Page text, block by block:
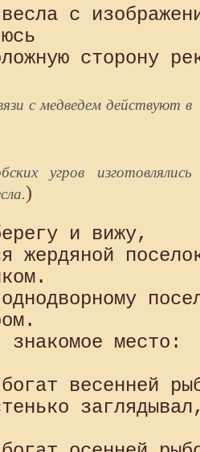
с
с медведем действуют в
угров изготовлялись
)
и вижу,
жердяной
знакомое место:
весенней